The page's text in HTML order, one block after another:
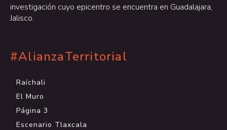
investigación cuyo epicentro se encuentra en Guadalajara,
Jalisco.
#AlianzaTerritorial
Raíchali
El Muro
Página 3
Escenario Tlaxcala